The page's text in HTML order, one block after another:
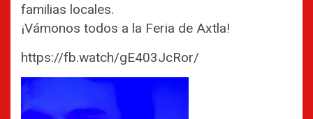
familias locales.
¡Vámonos todos a la Feria de Axtla!
https://fb.watch/gE403JcRor/